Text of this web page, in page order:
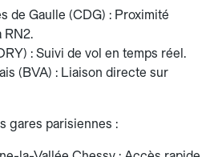
de Gaulle (CDG) : Proximité
RN2.
: Suivi de vol en temps réel.
(BVA) : Liaison directe sur
gares parisiennes :